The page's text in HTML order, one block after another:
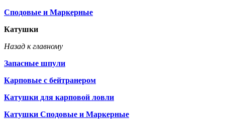
Сподовые и Маркерные
Катушки
Назад к главному
Запасные шпули
Карповые с бейтранером
Катушки для карповой ловли
Катушки Сподовые и Маркерные